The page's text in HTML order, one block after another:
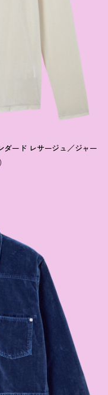
ード レサージュ／ジャー